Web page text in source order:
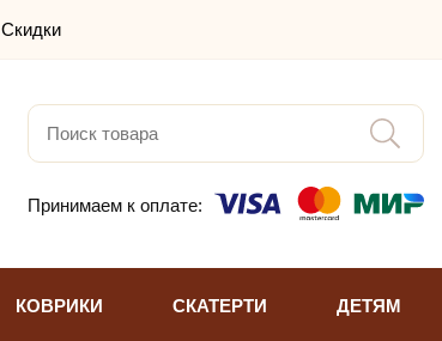
Скидки
Принимаем к оплате:
КОВРИКИ СКАТЕРТИ ДЕТЯМ